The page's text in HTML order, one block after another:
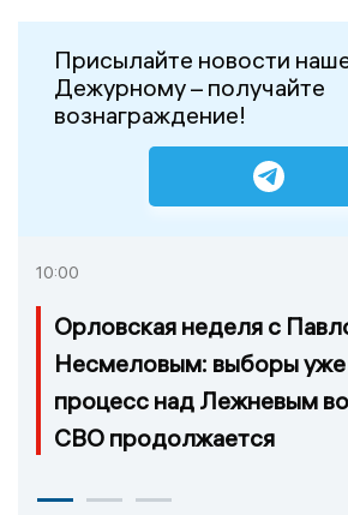
Присылайте новости
Дежурному – получайте
вознаграждение!
10:00
Орловская неделя с
Несмеловым: выборы уже
процесс над Лежневым
СВО продолжается